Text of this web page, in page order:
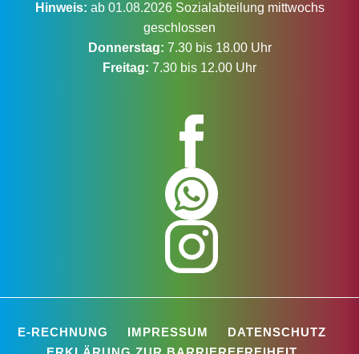
Hinweis: ab 01.08.2026 Sozialabteilung mittwochs
geschlossen
Donnerstag: 7.30 bis 18.00 Uhr
Freitag: 7.30 bis 12.00 Uhr
E-RECHNUNG IMPRESSUM
DATENSCHUTZ